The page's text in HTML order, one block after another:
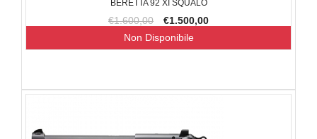
BERETTA 92 XI SQUALO
€1.600,00 €1.500,00
Non Disponibile